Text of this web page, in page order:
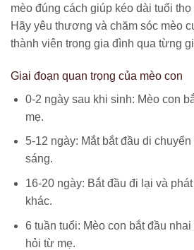
mèo đúng cách giúp kéo dài tuổi
Hãy yêu thương và chăm sóc mèo
thành viên trong gia đình qua từng
Giai đoạn quan trọng của mèo con
0-2 ngày sau khi sinh: Mèo con
mẹ.
5-12 ngày: Mắt bắt đầu di
sáng.
16-20 ngày: Bắt đầu đi lại và
khác.
6 tuần tuổi: Mèo con bắt đầu
hỏi từ mẹ.